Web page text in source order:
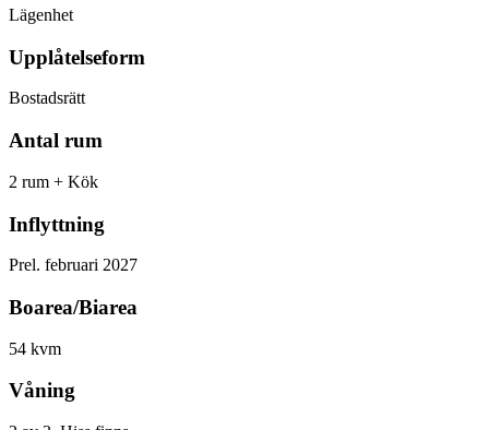
Lägenhet
Upplåtelseform
Bostadsrätt
Antal rum
2 rum + Kök
Inflyttning
Prel. februari 2027
Boarea/Biarea
54 kvm
Våning